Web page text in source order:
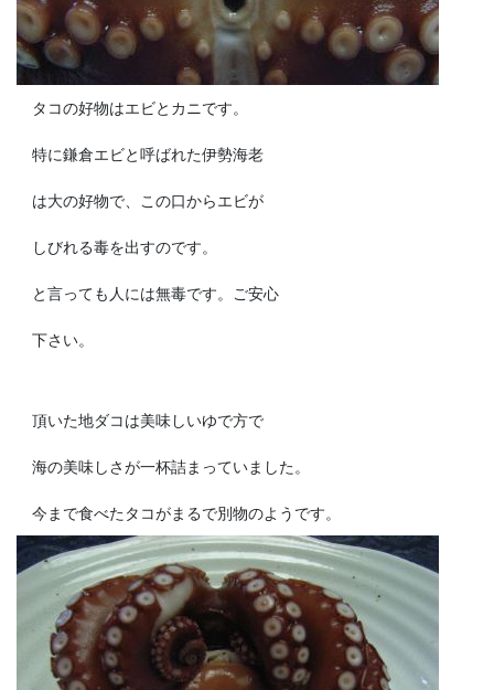
タコの好物はエビとカニです。
特に鎌倉エビと呼ばれた伊勢海老
は大の好物で、この口からエビが
しびれる毒を出すのです。
と言っても人には無毒です。ご安心
下さい。
頂いた地ダコは美味しいゆで方で
海の美味しさが一杯詰まっていました。
今まで食べたタコがまるで別物のようです。